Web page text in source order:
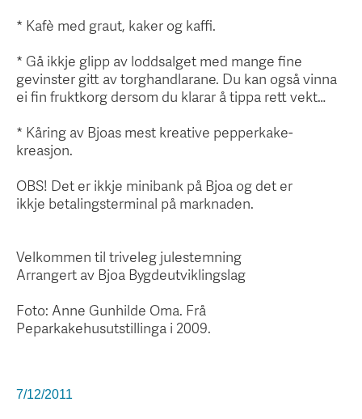
* Kafè med graut, kaker og kaffi.
* Gå ikkje glipp av loddsalget med mange fine
gevinster gitt av torghandlarane. Du kan også vinna
ei fin fruktkorg dersom du klarar å tippa rett vekt…
* Kåring av Bjoas mest kreative pepperkake-
kreasjon.
OBS! Det er ikkje minibank på Bjoa og det er
ikkje betalingsterminal på marknaden.
Velkommen til triveleg julestemning
Arrangert av Bjoa Bygdeutviklingslag
Foto: Anne Gunhilde Oma. Frå
Peparkakehusutstillinga i 2009.
7/12/2011